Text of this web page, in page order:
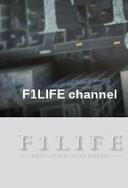
F1LIFE channel